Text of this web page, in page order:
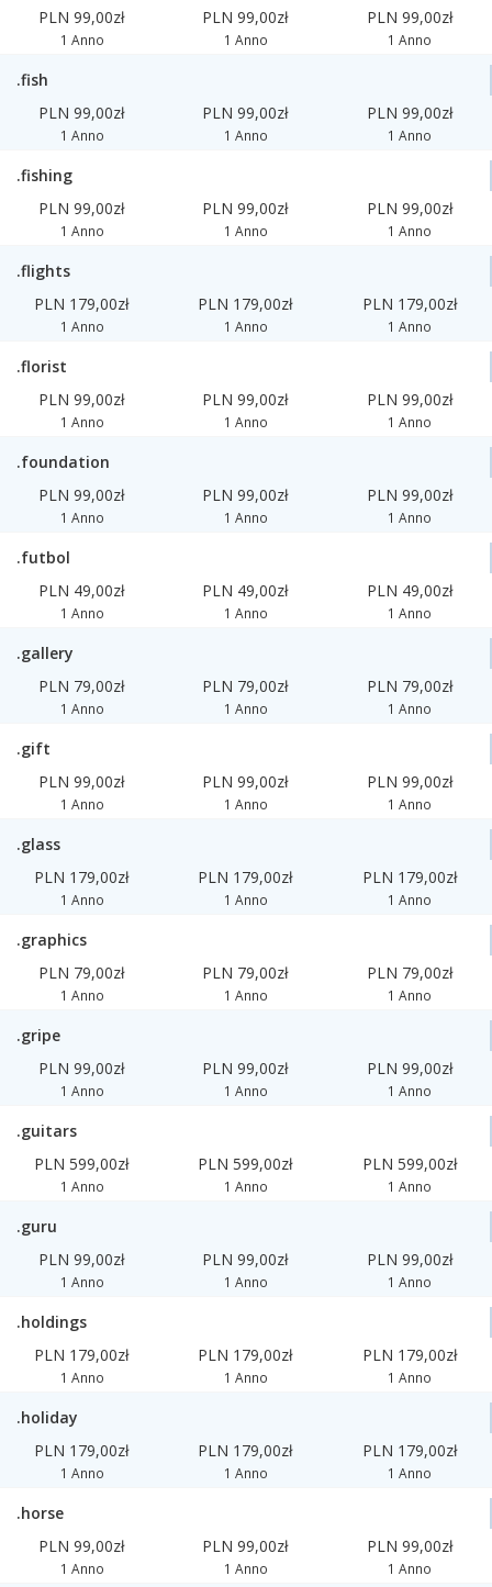
PLN 99,00zł
1 Anno
PLN 99,00zł
1 Anno
PLN 99,00zł
1 Anno
.fish
PLN 99,00zł
1 Anno
PLN 99,00zł
1 Anno
PLN 99,00zł
1 Anno
.fishing
PLN 99,00zł
1 Anno
PLN 99,00zł
1 Anno
PLN 99,00zł
1 Anno
.flights
PLN 179,00zł
1 Anno
PLN 179,00zł
1 Anno
PLN 179,00zł
1 Anno
.florist
PLN 99,00zł
1 Anno
PLN 99,00zł
1 Anno
PLN 99,00zł
1 Anno
.foundation
PLN 99,00zł
1 Anno
PLN 99,00zł
1 Anno
PLN 99,00zł
1 Anno
.futbol
PLN 49,00zł
1 Anno
PLN 49,00zł
1 Anno
PLN 49,00zł
1 Anno
.gallery
PLN 79,00zł
1 Anno
PLN 79,00zł
1 Anno
PLN 79,00zł
1 Anno
.gift
PLN 99,00zł
1 Anno
PLN 99,00zł
1 Anno
PLN 99,00zł
1 Anno
.glass
PLN 179,00zł
1 Anno
PLN 179,00zł
1 Anno
PLN 179,00zł
1 Anno
.graphics
PLN 79,00zł
1 Anno
PLN 79,00zł
1 Anno
PLN 79,00zł
1 Anno
.gripe
PLN 99,00zł
1 Anno
PLN 99,00zł
1 Anno
PLN 99,00zł
1 Anno
.guitars
PLN 599,00zł
1 Anno
PLN 599,00zł
1 Anno
PLN 599,00zł
1 Anno
.guru
PLN 99,00zł
1 Anno
PLN 99,00zł
1 Anno
PLN 99,00zł
1 Anno
.holdings
PLN 179,00zł
1 Anno
PLN 179,00zł
1 Anno
PLN 179,00zł
1 Anno
.holiday
PLN 179,00zł
1 Anno
PLN 179,00zł
1 Anno
PLN 179,00zł
1 Anno
.horse
PLN 99,00zł
1 Anno
PLN 99,00zł
1 Anno
PLN 99,00zł
1 Anno